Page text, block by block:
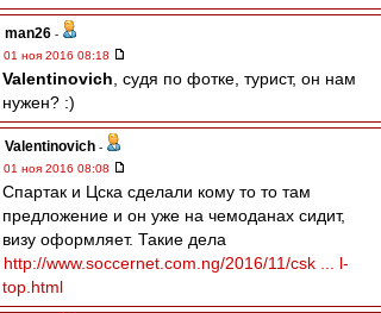
man26 -
01 ноя 2016 08:18
Valentinovich , судя по фотке, турист, он нам
нужен? :)
Valentinovich -
01 ноя 2016 08:08
Спартак и Цска сделали кому то то там
предложение и он уже на чемоданах сидит,
визу оформляет. Такие дела
http://www.soccernet.com.ng/2016/11/csk ... l-
top.html